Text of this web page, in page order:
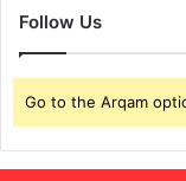
Follow Us
Go to the Arqam